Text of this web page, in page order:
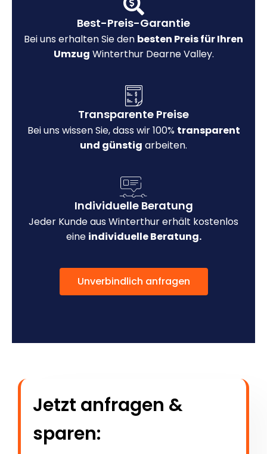
Best-Preis-Garantie
Bei uns erhalten Sie den besten Preis für Ihren
Umzug Winterthur Dearne Valley.
Transparente Preise
Bei uns wissen Sie, dass wir 100% transparent
und günstig arbeiten.
Individuelle Beratung
Jeder Kunde aus Winterthur erhält kostenlos
eine individuelle Beratung.
Unverbindlich anfragen
Jetzt anfragen &
sparen: